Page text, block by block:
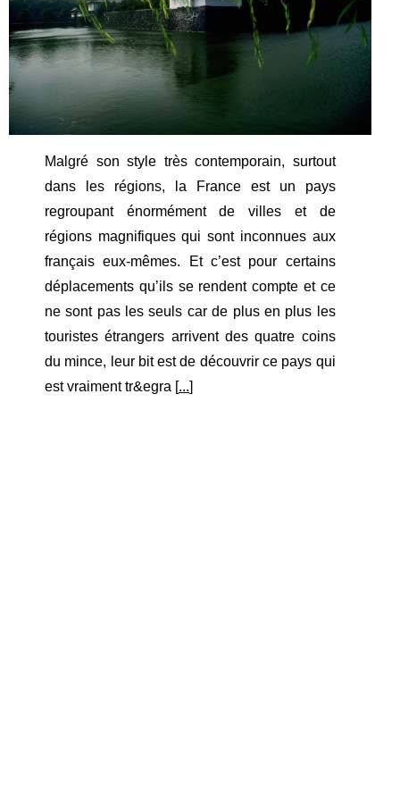
Malgré son style très contemporain, surtout
dans les régions, la France est un pays
regroupant énormément de villes et de
régions magnifiques qui sont inconnues aux
français eux-mêmes. Et c’est pour certains
déplacements qu’ils se rendent compte et ce
ne sont pas les seuls car de plus en plus les
touristes étrangers arrivent des quatre coins
du mince, leur bit est de découvrir ce pays qui
est vraiment tr&egra [...]